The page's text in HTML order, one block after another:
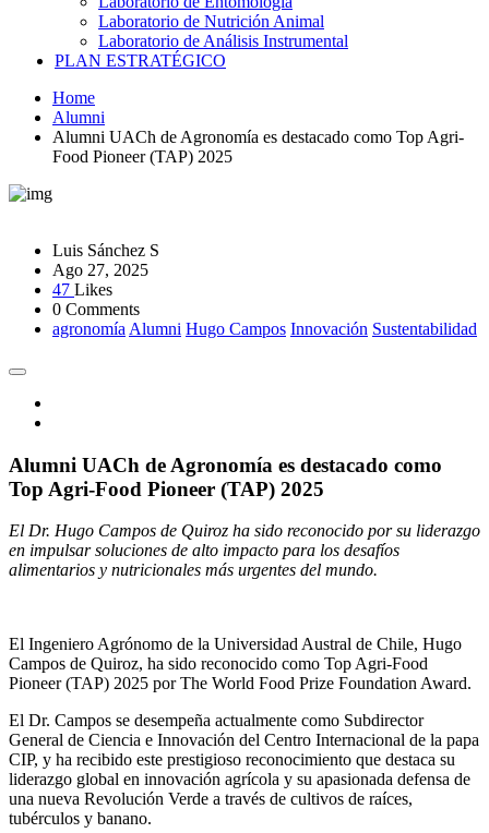
Laboratorio de Nutrición Animal
Laboratorio de Análisis Instrumental
PLAN ESTRATÉGICO
Home
Alumni
Alumni UACh de Agronomía es destacado como Top Agri-
Food Pioneer (TAP) 2025
Luis Sánchez S
Ago 27, 2025
47 Likes
0 Comments
agronomía Alumni Hugo Campos Innovación Sustentabilidad
Alumni UACh de Agronomía es destacado como
Top Agri-Food Pioneer (TAP) 2025
El Dr. Hugo Campos de Quiroz ha sido reconocido por su liderazgo
en impulsar soluciones de alto impacto para los desafíos
alimentarios y nutricionales más urgentes del mundo.
El Ingeniero Agrónomo de la Universidad Austral de Chile, Hugo
Campos de Quiroz, ha sido reconocido como Top Agri-Food
Pioneer (TAP) 2025 por The World Food Prize Foundation Award.
El Dr. Campos se desempeña actualmente como Subdirector
General de Ciencia e Innovación del Centro Internacional de la papa
CIP, y ha recibido este prestigioso reconocimiento que destaca su
liderazgo global en innovación agrícola y su apasionada defensa de
una nueva Revolución Verde a través de cultivos de raíces,
tubérculos y banano.